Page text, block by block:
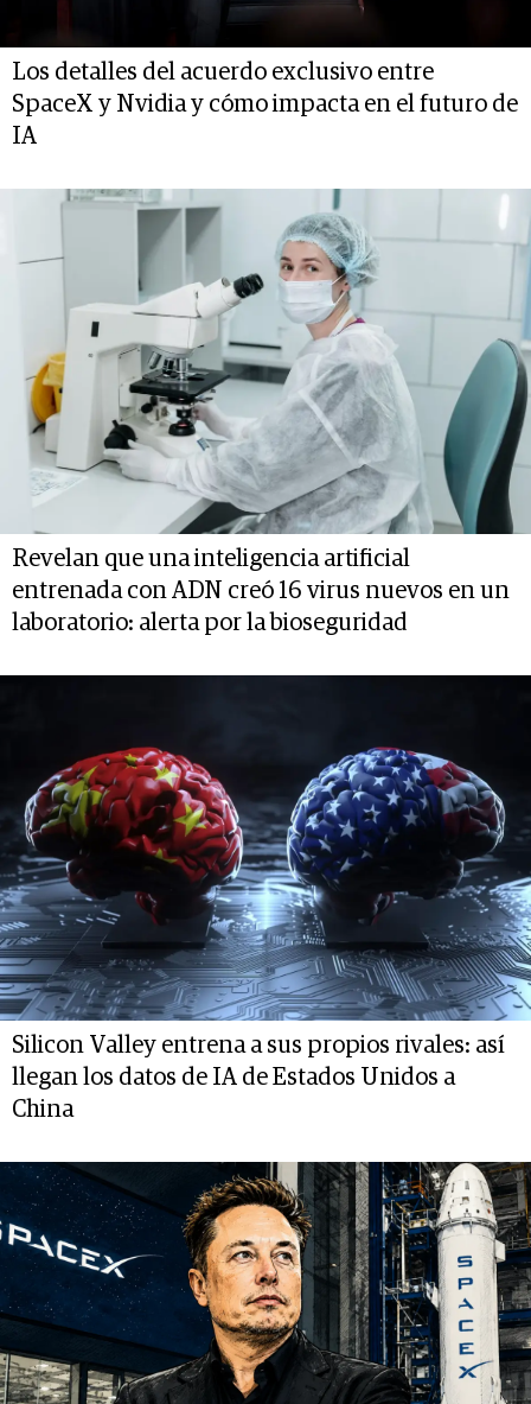
Los detalles del acuerdo exclusivo entre
SpaceX y Nvidia y cómo impacta en el futuro de
IA
Revelan que una inteligencia artificial
entrenada con ADN creó 16 virus nuevos en un
laboratorio: alerta por la bioseguridad
Silicon Valley entrena a sus propios rivales: así
llegan los datos de IA de Estados Unidos a
China